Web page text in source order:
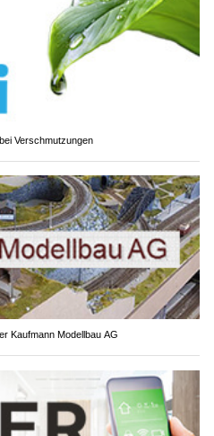
Verschmutzungen
Kaufmann Modellbau AG